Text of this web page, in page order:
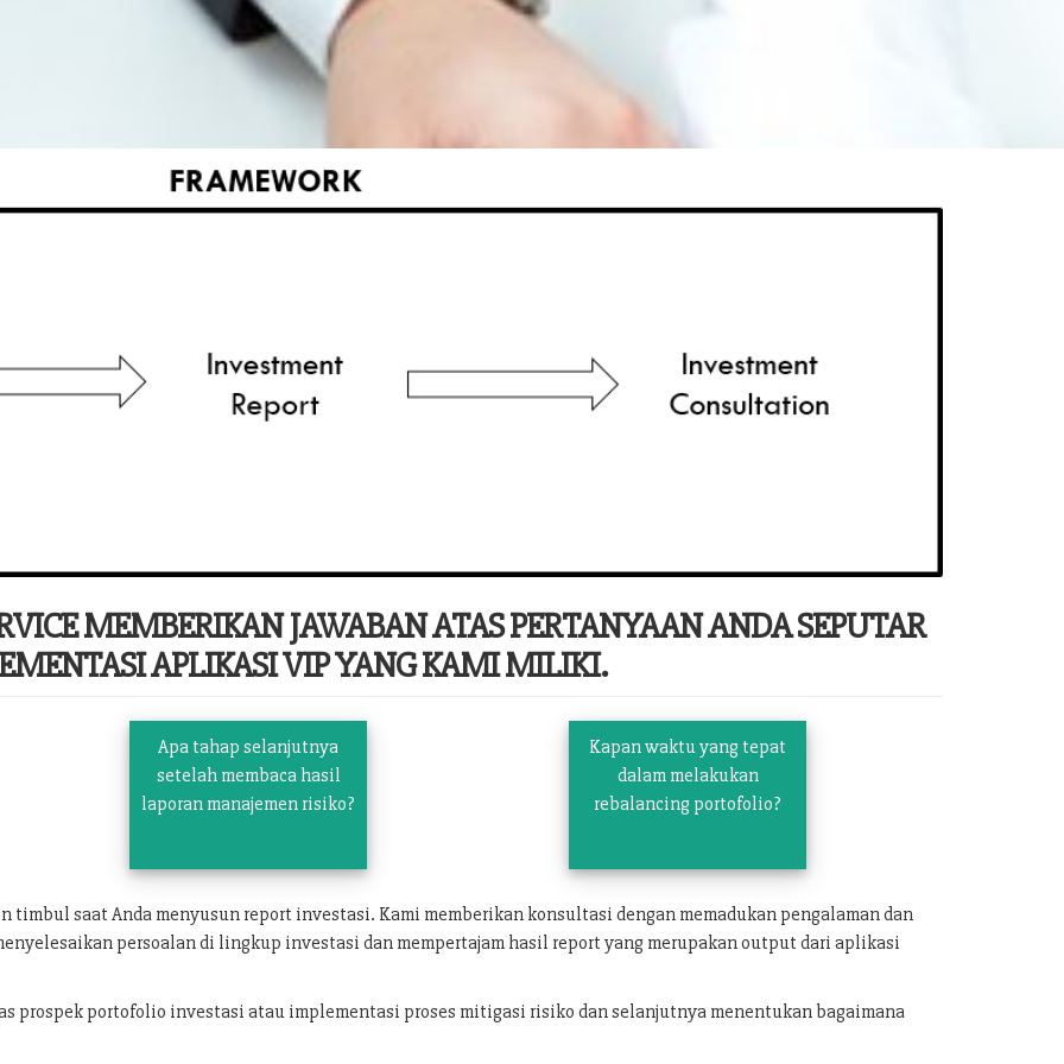
MEMBERIKAN JAWABAN ATAS PERTANYAAN ANDA SEPUTAR
APLIKASI VIP YANG KAMI MILIKI.
Apa tahap selanjutnya
setelah membaca hasil
laporan manajemen risiko?
Kapan waktu yang tepat
dalam melakukan
rebalancing portofolio?
timbul saat Anda menyusun report investasi. Kami memberikan konsultasi dengan memadukan pengalaman dan
persoalan di lingkup investasi dan mempertajam hasil report yang merupakan output dari aplikasi
prospek portofolio investasi atau implementasi proses mitigasi risiko dan selanjutnya menentukan bagaimana